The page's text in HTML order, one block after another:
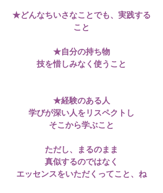
★どんなちいさなことでも、実践する
こと
★自分の持ち物
技を惜しみなく使うこと
★経験のある人
学びが深い人をリスペクトし
そこから学ぶこと
ただし、まるのまま
真似するのではなく
エッセンスをいただくってこと、ね